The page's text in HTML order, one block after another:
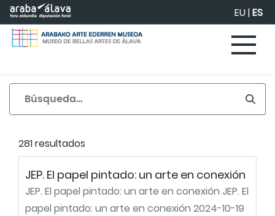
Saltar al contenido principal EU|ES
281 resultados
JEP. El papel pintado: un arte en conexión
JEP. El papel pintado: un arte en conexión JEP. El
papel pintado: un arte en conexión 2024-10-19